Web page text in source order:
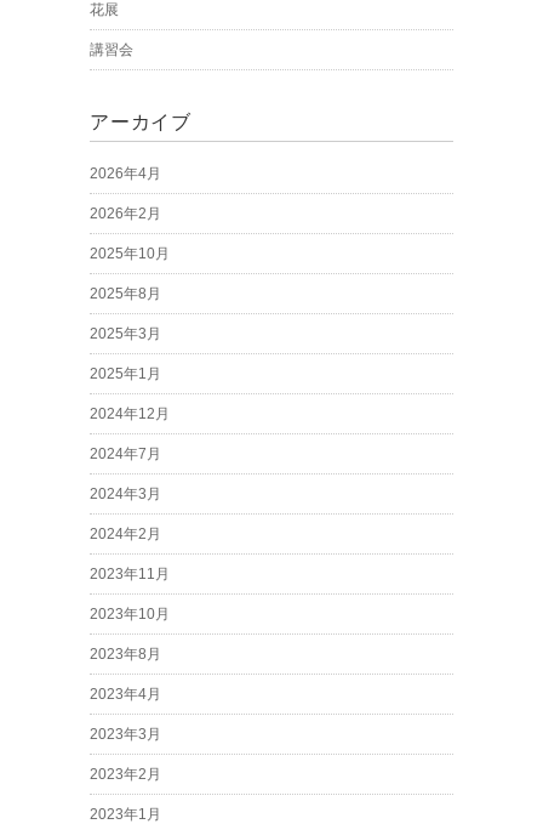
花展
講習会
アーカイブ
2026年4月
2026年2月
2025年10月
2025年8月
2025年3月
2025年1月
2024年12月
2024年7月
2024年3月
2024年2月
2023年11月
2023年10月
2023年8月
2023年4月
2023年3月
2023年2月
2023年1月